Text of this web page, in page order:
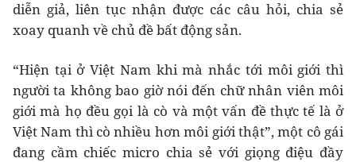
diễn giả, liên tục nhận được các câu hỏi, chia sẻ
xoay quanh về chủ đề bất động sản.
“Hiện tại ở Việt Nam khi mà nhắc tới môi giới thì
người ta không bao giờ nói đến chữ nhân viên môi
giới mà họ đều gọi là cò và một vấn đề thực tế là ở
Việt Nam thì cò nhiều hơn môi giới thật”, một cô gái
đang cầm chiếc micro chia sẻ với giọng điệu đầy